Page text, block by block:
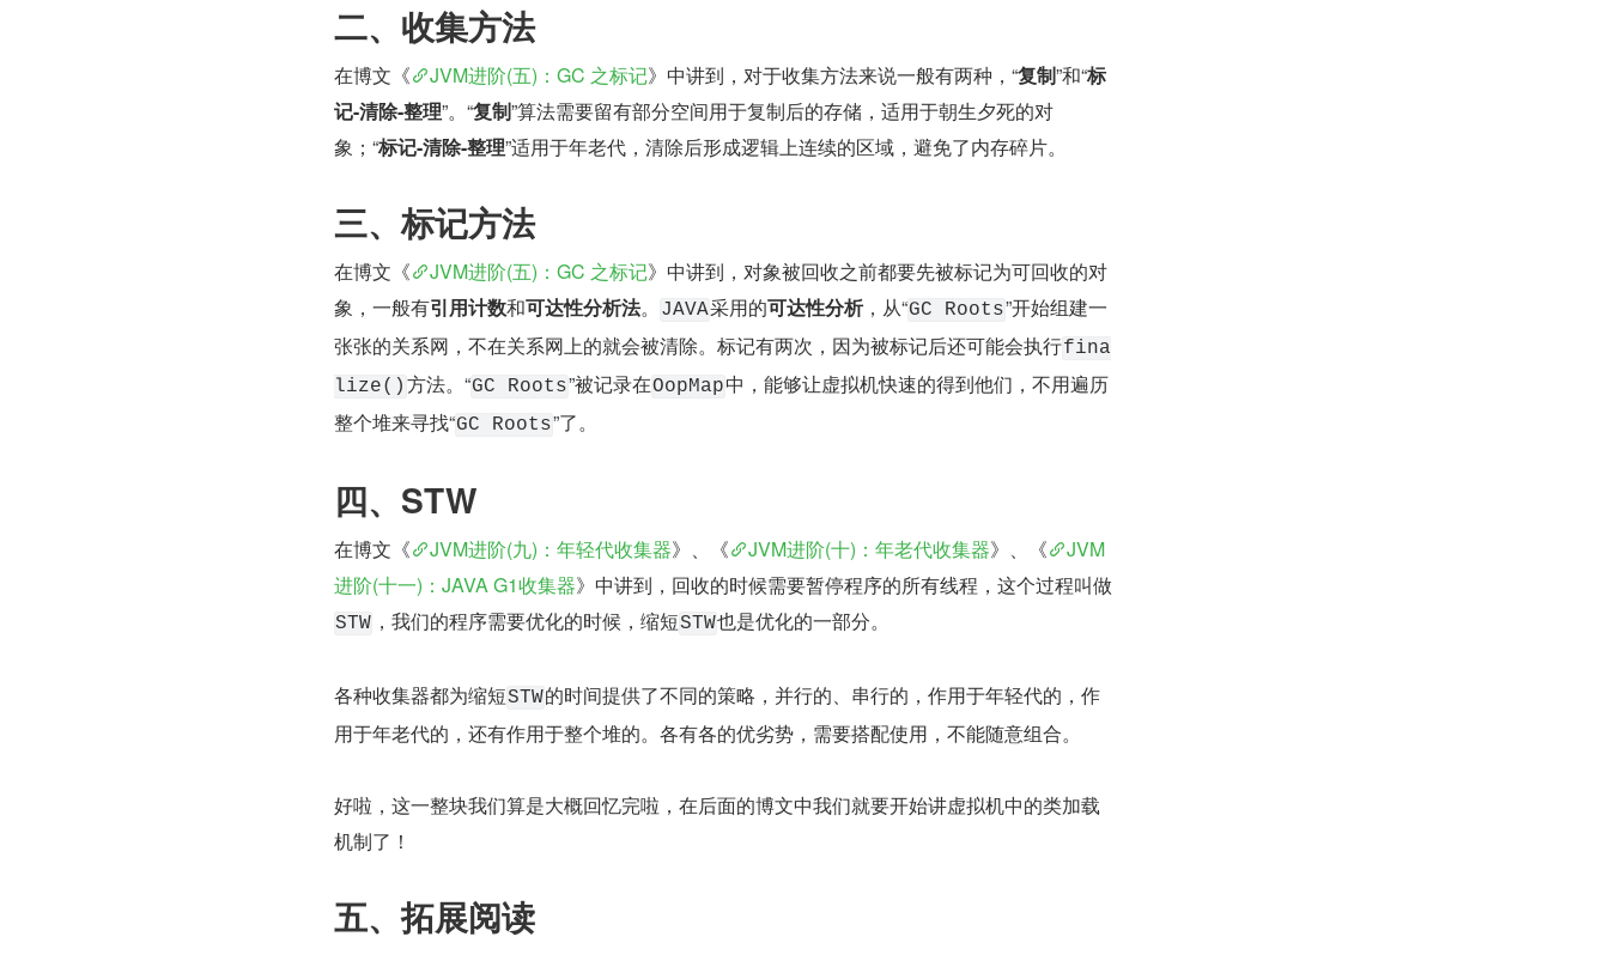
二、收集方法
在博文《 JVM进阶(五)：GC 之标记》中讲到，对于收集方法来说一般有两种，“复制”和“标
记-清除-整理”。“复制”算法需要留有部分空间用于复制后的存储，适用于朝生夕死的对
象；“标记-清除-整理”适用于年老代，清除后形成逻辑上连续的区域，避免了内存碎片。
三、标记方法
在博文《 JVM进阶(五)：GC 之标记》中讲到，对象被回收之前都要先被标记为可回收的对
象，一般有引用计数和可达性分析法。 JAVA采用的可达性分析，从“GC Roots”开始组建一
张张的关系网，不在关系网上的就会被清除。标记有两次，因为被标记后还可能会执行fina
lize() 方法。“GC Roots”被记录在OopMap中，能够让虚拟机快速的得到他们，不用遍历
整个堆来寻找“GC Roots”了。
四、STW
在博文《 JVM进阶(九)：年轻代收集器》、《 JVM进阶(十)：年老代收集器》、《
JVM
进阶(十一)：JAVA G1收集器》中讲到，回收的时候需要暂停程序的所有线程，这个过程叫做
STW ，我们的程序需要优化的时候，缩短STW也是优化的一部分。
各种收集器都为缩短STW的时间提供了不同的策略，并行的、串行的，作用于年轻代的，作
用于年老代的，还有作用于整个堆的。各有各的优劣势，需要搭配使用，不能随意组合。
好啦，这一整块我们算是大概回忆完啦，在后面的博文中我们就要开始讲虚拟机中的类加载
机制了！
五、拓展阅读